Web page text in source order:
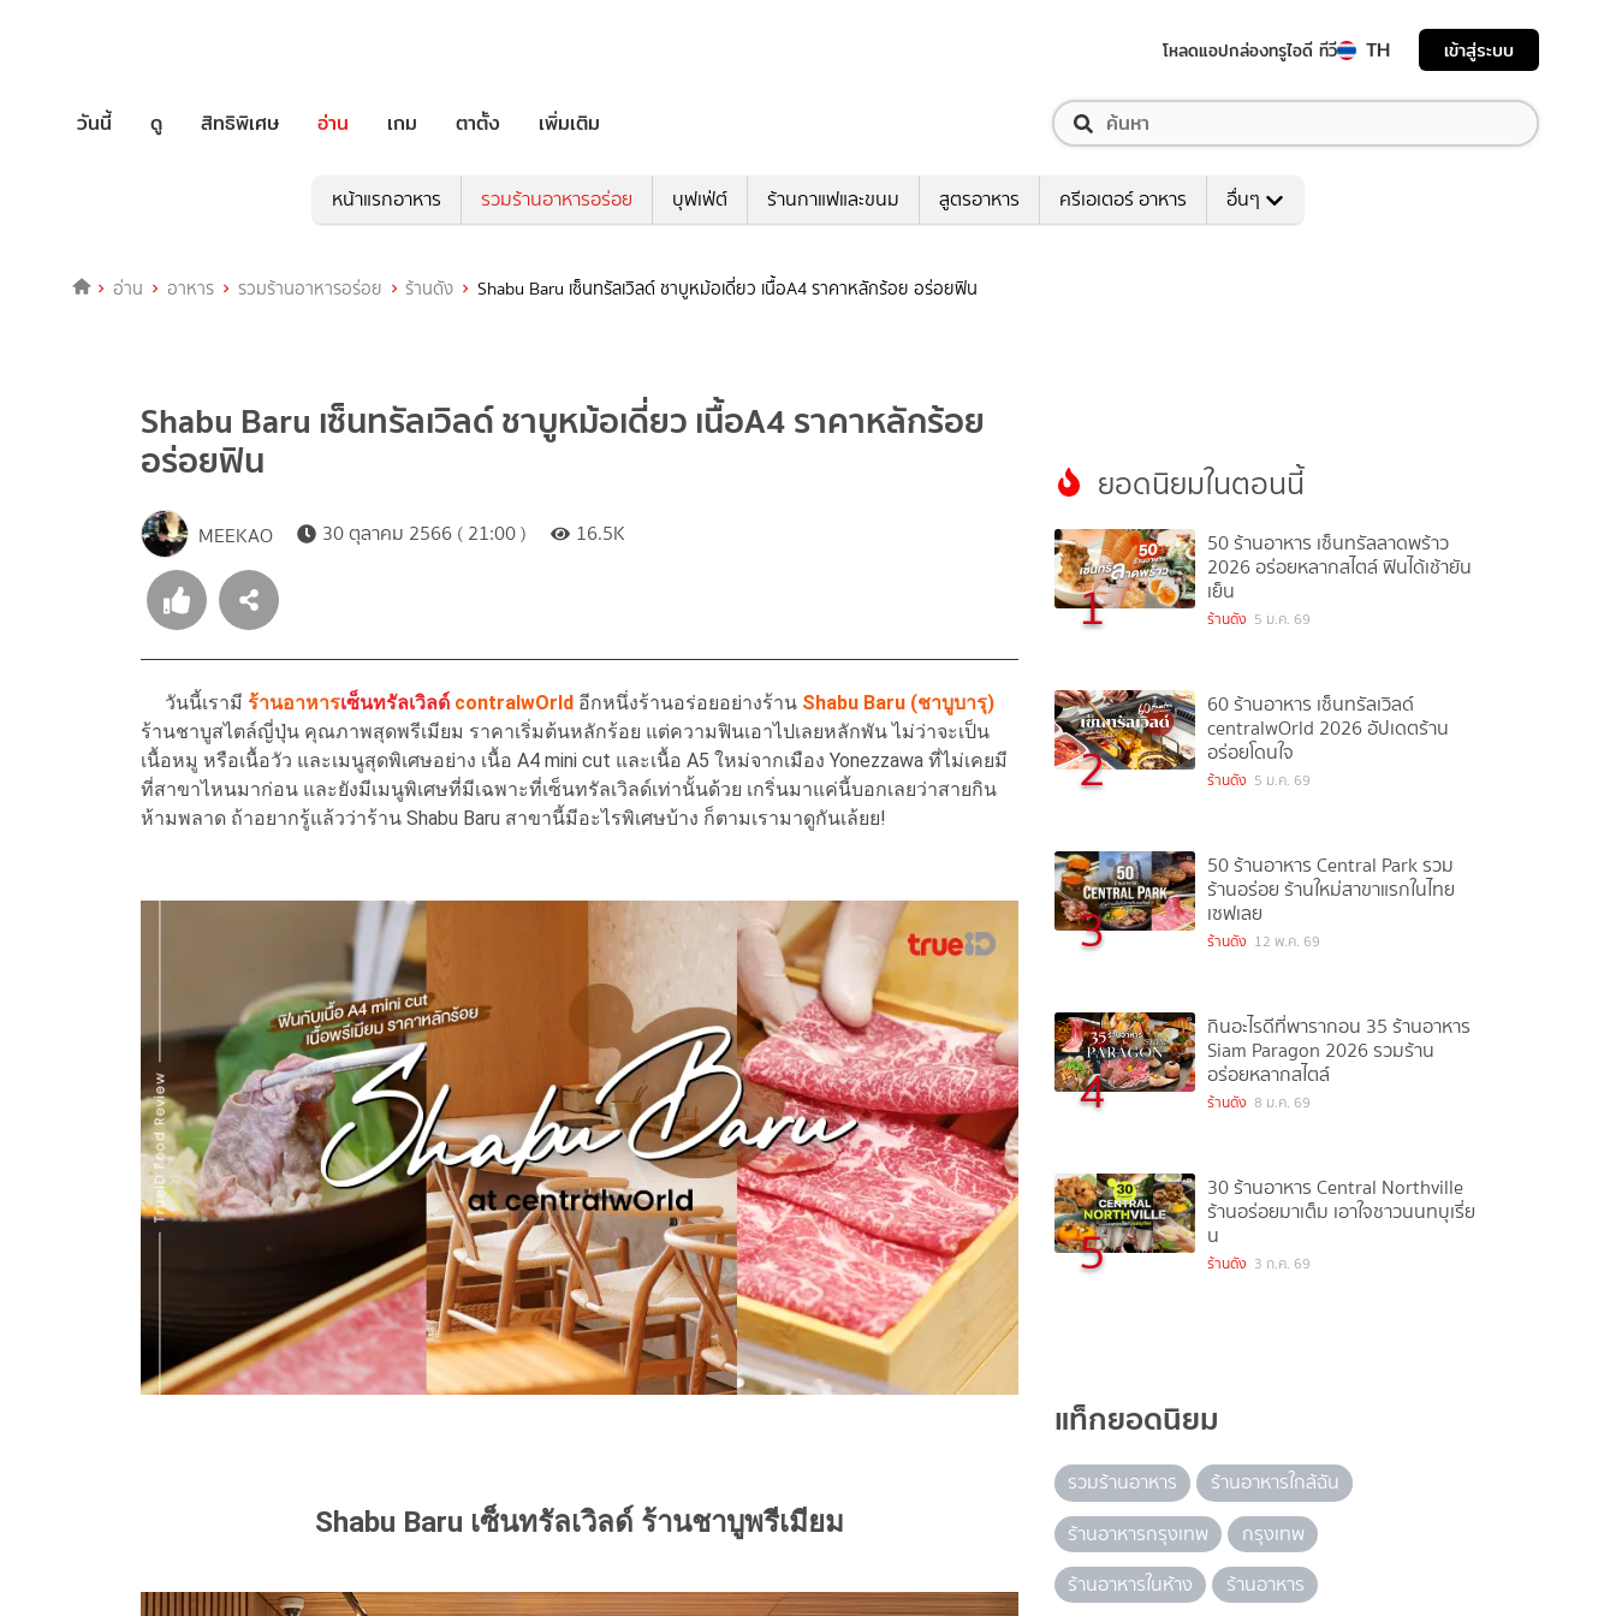
โหลดแอปกล่องทรูไอดี ทีวี TH เข้าสู่ระบบ
วันนี้ ดู สิทธิพิเศษ อ่าน เกม ตาตั้ง เพิ่มเติม
หน้าแรกอาหาร รวมร้านอาหารอร่อย บุฟเฟ่ต์ ร้านกาแฟและขนม สูตรอาหาร ครีเอเตอร์ อาหาร อื่นๆ
อ่าน อาหาร รวมร้านอาหารอร่อย ร้านดัง Shabu Baru เซ็นทรัลเวิลด์ ชาบูหม้อเดี่ยว เนื้อA4 ราคาหลักร้อย อร่อยฟิน
Shabu Baru เซ็นทรัลเวิลด์ ชาบูหม้อเดี่ยว เนื้อA4 ราคาหลักร้อย
อร่อยฟิน
MEEKAO 30 ตุลาคม 2566 ( 21:00 ) 16.5K
วันนี้เรามี ร้านอาหารเซ็นทรัลเวิลด์ contralwOrld อีกหนึ่งร้านอร่อยอย่างร้าน Shabu Baru (ชาบูบารุ)
ร้านชาบูสไตล์ญี่ปุ่น คุณภาพสุดพรีเมียม ราคาเริ่มต้นหลักร้อย แต่ความฟินเอาไปเลยหลักพัน ไม่ว่าจะเป็น
เนื้อหมู หรือเนื้อวัว และเมนูสุดพิเศษอย่าง เนื้อ A4 mini cut และเนื้อ A5 ใหม่จากเมือง Yonezzawa ที่ไม่เคยมี
ที่สาขาไหนมาก่อน และยังมีเมนูพิเศษที่มีเฉพาะที่เซ็นทรัลเวิลด์เท่านั้นด้วย เกริ่นมาแค่นี้บอกเลยว่าสายกิน
ห้ามพลาด ถ้าอยากรู้แล้วว่าร้าน Shabu Baru สาขานี้มีอะไรพิเศษบ้าง ก็ตามเรามาดูกันเล้ยย!
Shabu Baru เซ็นทรัลเวิลด์ ร้านชาบูพรีเมียม
ยอดนิยมในตอนนี้
1
50 ร้านอาหาร เซ็นทรัลลาดพร้าว
2026 อร่อยหลากสไตล์ ฟินได้เช้ายัน
เย็น
ร้านดัง 5 ม.ค. 69
2
60 ร้านอาหาร เซ็นทรัลเวิลด์
centralwOrld 2026 อัปเดตร้าน
อร่อยโดนใจ
ร้านดัง 5 ม.ค. 69
3
50 ร้านอาหาร Central Park รวม
ร้านอร่อย ร้านใหม่สาขาแรกในไทย
เซฟเลย
ร้านดัง 12 พ.ค. 69
4
กินอะไรดีที่พารากอน 35 ร้านอาหาร
Siam Paragon 2026 รวมร้าน
อร่อยหลากสไตล์
ร้านดัง 8 ม.ค. 69
5
30 ร้านอาหาร Central Northville
ร้านอร่อยมาเต็ม เอาใจชาวนนทบุเรี่ย
น
ร้านดัง 3 ก.ค. 69
แท็กยอดนิยม
รวมร้านอาหาร
ร้านอาหารใกล้ฉัน
ร้านอาหารกรุงเทพ
กรุงเทพ
ร้านอาหารในห้าง
ร้านอาหาร